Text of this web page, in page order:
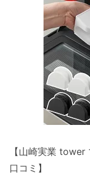
【山崎実業
口コミ】